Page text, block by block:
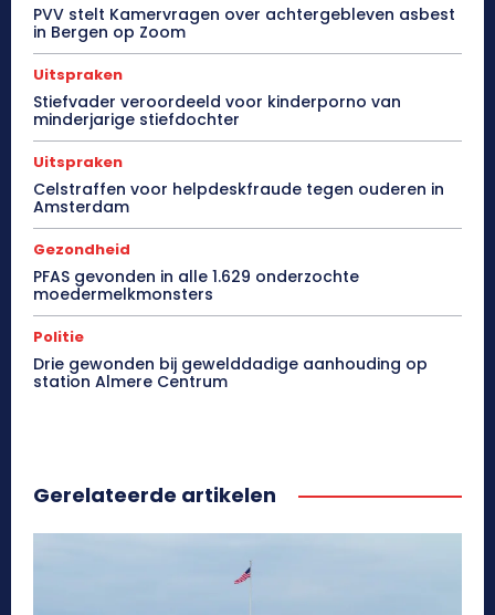
PVV stelt Kamervragen over achtergebleven asbest
in Bergen op Zoom
Uitspraken
Stiefvader veroordeeld voor kinderporno van
minderjarige stiefdochter
Uitspraken
Celstraffen voor helpdeskfraude tegen ouderen in
Amsterdam
Gezondheid
PFAS gevonden in alle 1.629 onderzochte
moedermelkmonsters
Politie
Drie gewonden bij gewelddadige aanhouding op
station Almere Centrum
Gerelateerde artikelen